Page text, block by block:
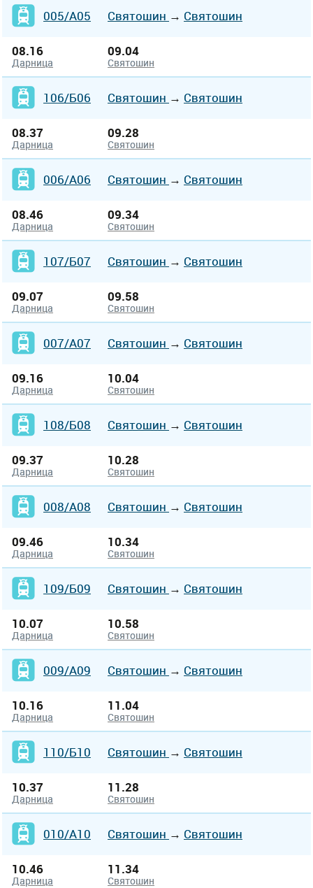
005/А05 Святошин → Святошин
08.16
Дарница
09.04
Святошин
106/Б06 Святошин → Святошин
08.37
Дарница
09.28
Святошин
006/А06 Святошин → Святошин
08.46
Дарница
09.34
Святошин
107/Б07 Святошин → Святошин
09.07
Дарница
09.58
Святошин
007/А07 Святошин → Святошин
09.16
Дарница
10.04
Святошин
108/Б08 Святошин → Святошин
09.37
Дарница
10.28
Святошин
008/А08 Святошин → Святошин
09.46
Дарница
10.34
Святошин
109/Б09 Святошин → Святошин
10.07
Дарница
10.58
Святошин
009/А09 Святошин → Святошин
10.16
Дарница
11.04
Святошин
110/Б10 Святошин → Святошин
10.37
Дарница
11.28
Святошин
010/А10 Святошин → Святошин
10.46
Дарница
11.34
Святошин